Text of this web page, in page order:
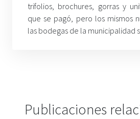
trifolios, brochures, gorras y
que se pagó, pero los mismos
las bodegas de la municipalidad
Publicaciones